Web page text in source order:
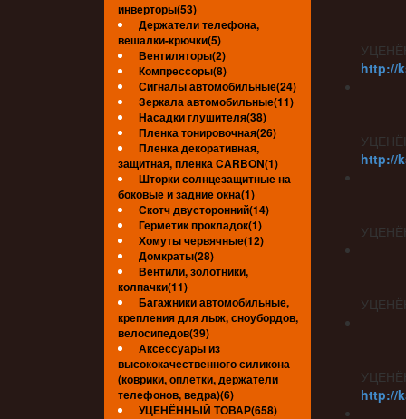
инверторы(53)
Держатели телефона,
вешалки-крючки(5)
Вентиляторы(2)
Компрессоры(8)
Сигналы автомобильные(24)
Зеркала автомобильные(11)
Насадки глушителя(38)
Пленка тонировочная(26)
Пленка декоративная,
защитная, пленка CARBON(1)
Шторки солнцезащитные на
боковые и задние окна(1)
Скотч двусторонний(14)
Герметик прокладок(1)
Хомуты червячные(12)
Домкраты(28)
Вентили, золотники,
колпачки(11)
Багажники автомобильные,
крепления для лыж, сноубордов,
велосипедов(39)
Аксессуары из
высококачественного силикона
(коврики, оплетки, держатели
телефонов, ведра)(6)
УЦЕНЁННЫЙ ТОВАР(658)
http://
http://
http://